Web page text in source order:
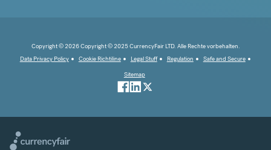
Copyright © 2026 Copyright © 2025 CurrencyFair LTD. Alle Rechte vorbehalten.
Data Privacy Policy
Cookie Richtiline Legal Stuff Regulation
Safe and Secure
Sitemap